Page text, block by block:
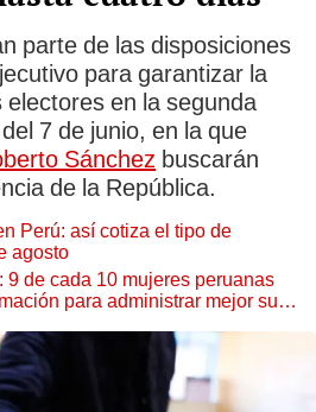
parte de las disposiciones
para garantizar la
en la segunda
7 de junio, en la que
Sánchez buscarán
de la República.
Perú: así cotiza el tipo de
agosto
9 de cada 10 mujeres peruanas
para administrar mejor su